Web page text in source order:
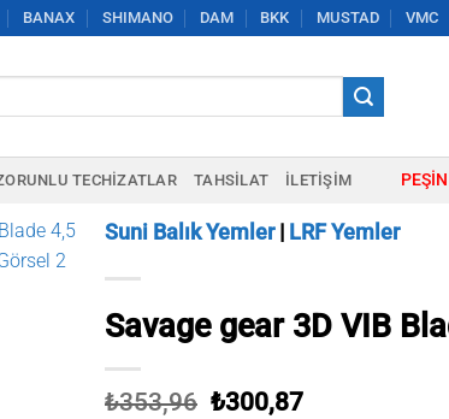
BANAX SHIMANO DAM BKK MUSTAD VMC
TECHIZATLAR TAHSILAT İLETIŞIM
Suni Balık Yemler| LRF Yemler
Savage gear 3D VIB
₺353,96 Orijinal
₺300,87Şu